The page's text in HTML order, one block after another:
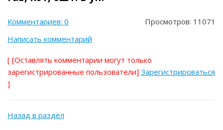
Комментариев: 0
Просмотров: 11071
Написать комментарий
[ [Оставлять комментарии могут только
зарегистрированные пользователи] Зарегистрироваться
]
Назад в раздел